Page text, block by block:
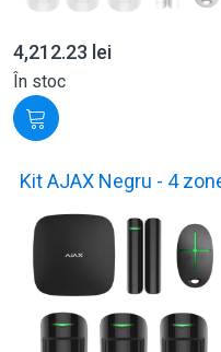
4,212.23 lei
În stoc
Kit AJAX Negru - 4